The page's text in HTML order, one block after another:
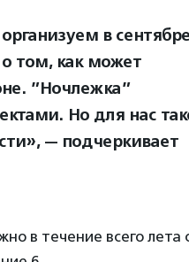
в
том, как может
”Ночлежка”
Но для нас
— подчеркивает
в течение всего лета